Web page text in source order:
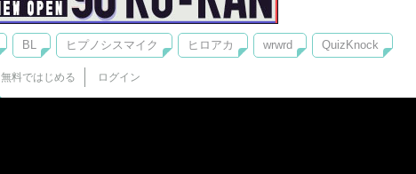
BL ヒプノシスマイク ヒロアカ wrwrd QuizKnock
無料ではじめる ログイン